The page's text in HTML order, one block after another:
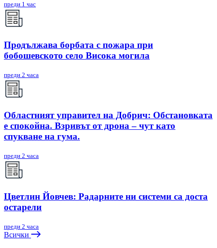
преди 1 час
Продължава борбата с пожара при
бобошевското село Висока могила
преди 2 часа
Областният управител на Добрич: Обстановката
е спокойна. Взривът от дрона – чут като
спукване на гума.
преди 2 часа
Цветлин Йовчев: Радарните ни системи са доста
остарели
преди 2 часа
Всички